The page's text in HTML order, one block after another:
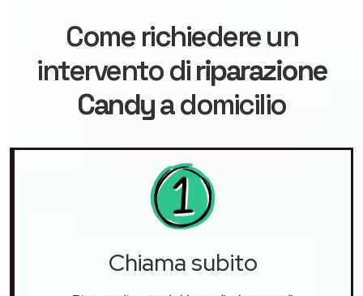
Come richiedere un
intervento diriparazione
Candya domicilio
Chiama subito